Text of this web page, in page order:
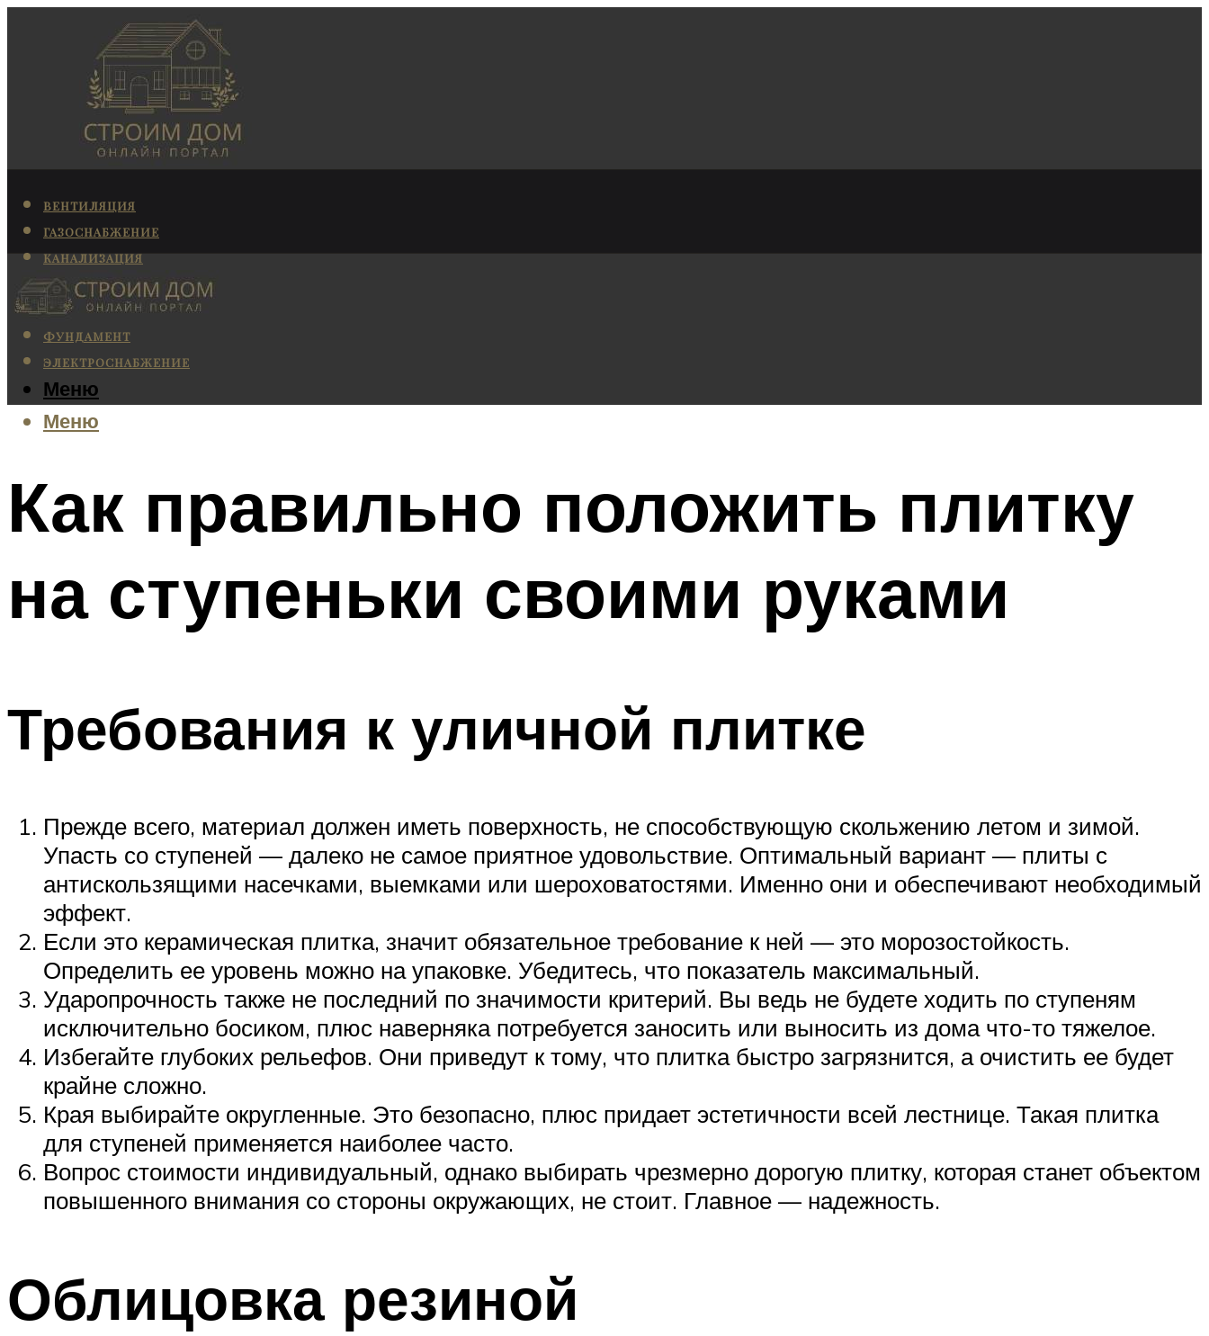
ВЕНТИЛЯЦИЯ
ГАЗОСНАБЖЕНИЕ
КАНАЛИЗАЦИЯ
КОНДИЦИОНИРОВАНИЕ
ОТОПЛЕНИЕ
ФУНДАМЕНТ
ЭЛЕКТРОСНАБЖЕНИЕ
Меню
Меню
Как правильно положить плитку
на ступеньки своими руками
Требования к уличной плитке
Прежде всего, материал должен иметь поверхность, не способствующую скольжению летом и зимой.
Упасть со ступеней — далеко не самое приятное удовольствие. Оптимальный вариант — плиты с
антискользящими насечками, выемками или шероховатостями. Именно они и обеспечивают необходимый
эффект.
Если это керамическая плитка, значит обязательное требование к ней — это морозостойкость.
Определить ее уровень можно на упаковке. Убедитесь, что показатель максимальный.
Ударопрочность также не последний по значимости критерий. Вы ведь не будете ходить по ступеням
исключительно босиком, плюс наверняка потребуется заносить или выносить из дома что-то тяжелое.
Избегайте глубоких рельефов. Они приведут к тому, что плитка быстро загрязнится, а очистить ее будет
крайне сложно.
Края выбирайте округленные. Это безопасно, плюс придает эстетичности всей лестнице. Такая плитка
для ступеней применяется наиболее часто.
Вопрос стоимости индивидуальный, однако выбирать чрезмерно дорогую плитку, которая станет объектом
повышенного внимания со стороны окружающих, не стоит. Главное — надежность.
Облицовка резиной